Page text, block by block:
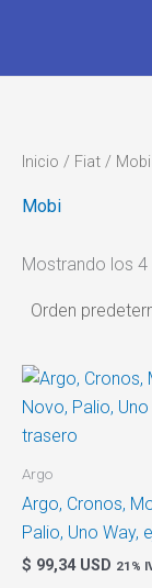
Inicio / Fiat / Mobi
Mobi
Mostrando los 4
Argo
Argo, Cronos,
Palio, Uno Way,
$ 99,34 USD 21%